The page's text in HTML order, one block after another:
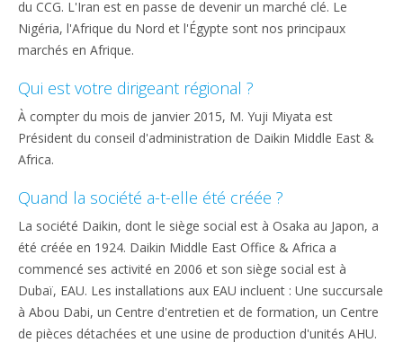
du CCG. L'Iran est en passe de devenir un marché clé. Le
Nigéria, l'Afrique du Nord et l'Égypte sont nos principaux
marchés en Afrique.
Qui est votre dirigeant régional ?
À compter du mois de janvier 2015, M. Yuji Miyata est
Président du conseil d'administration de Daikin Middle East &
Africa.
Quand la société a-t-elle été créée ?
La société Daikin, dont le siège social est à Osaka au Japon, a
été créée en 1924. Daikin Middle East Office & Africa a
commencé ses activité en 2006 et son siège social est à
Dubaï, EAU. Les installations aux EAU incluent : Une succursale
à Abou Dabi, un Centre d'entretien et de formation, un Centre
de pièces détachées et une usine de production d'unités AHU.